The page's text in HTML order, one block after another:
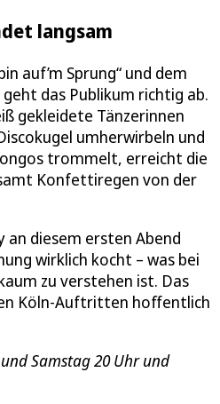
langsam
auf’m Sprung“ und dem
geht das Publikum richtig ab.
gekleidete Tänzerinnen
umherwirbeln und
trommelt, erreicht die
Konfettiregen von der
an diesem ersten Abend
wirklich kocht – was bei
zu verstehen ist. Das
Köln-Auftritten hoffentlich
Samstag 20 Uhr und